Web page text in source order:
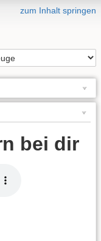
zum Inhalt springen
bei dir